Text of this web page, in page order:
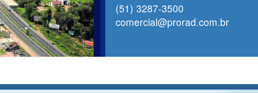
(51) 3287-3500
comercial@prorad.com.br